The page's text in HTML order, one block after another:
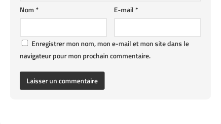
E-mail*
Nom*
Enregistrer mon nom, mon e-mail et mon site dans le
navigateur pour mon prochain commentaire.